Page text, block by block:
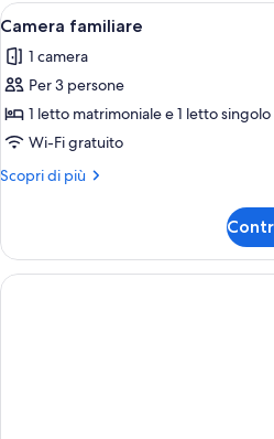
Apri
tutte
le
foto
per
Camera
familiare
1
Camera familiare
1 camera
Per 3 persone
1 letto matrimoniale e 1 letto singolo
Wi-Fi gratuito
Scopri di più
Altri
familiare